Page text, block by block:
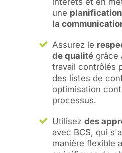
une planification
la
Assurez le
de qualité grâce
travail contrôlés
des listes de
optimisation
processus.
Utilisez des
avec BCS, qui
manière flexible